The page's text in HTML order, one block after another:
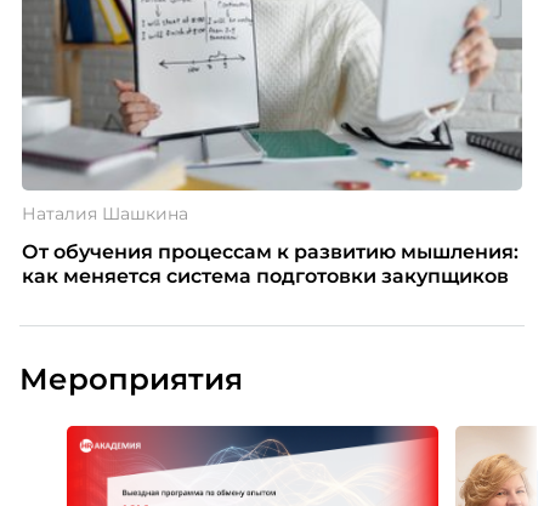
Наталия Шашкина
От обучения процессам к развитию мышления:
как меняется система подготовки закупщиков
Мероприятия